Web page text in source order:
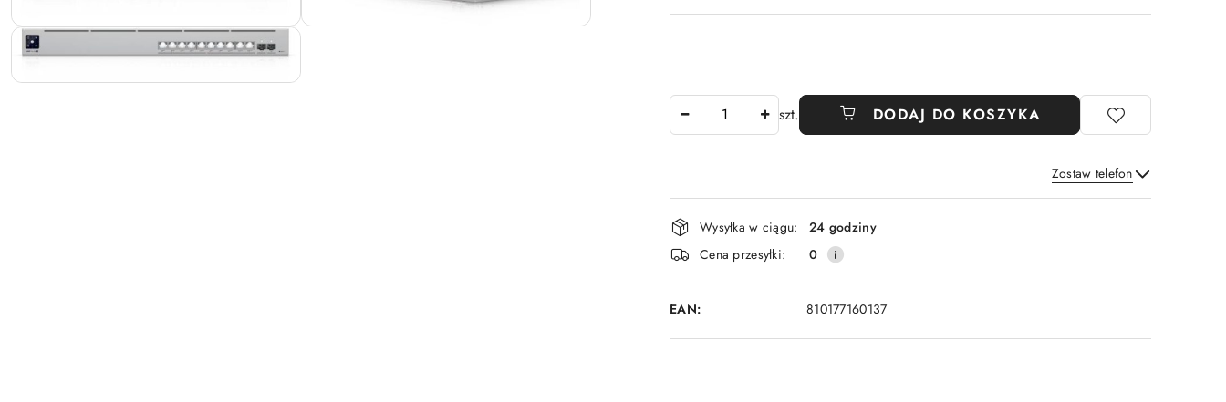
szt. DODAJ DO KOSZYKA
Zostaw telefon
Wyślij
Dostępność
i
dostawa
Wysyłka w ciągu:
24 godziny
Cena przesyłki:
0
EAN: 810177160137